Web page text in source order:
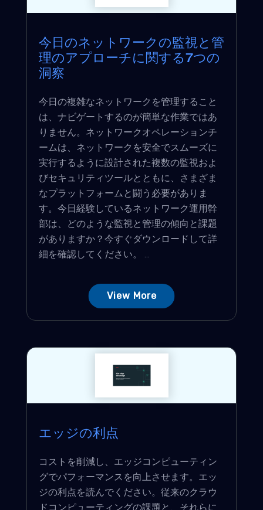
今日のネットワークの監視と管
理のアプローチに関する7つの
洞察
今日の複雑なネットワークを管理すること
は、ナビゲートするのが簡単な作業ではあ
りません。ネットワークオペレーションチ
ームは、ネットワークを安全でスムーズに
実行するように設計された複数の監視およ
びセキュリティツールとともに、さまざま
なプラットフォームと闘う必要がありま
す。今日経験しているネットワーク運用幹
部は、どのような監視と管理の傾向と課題
がありますか？今すぐダウンロードして詳
細を確認してください。 ...
View More
エッジの利点
コストを削減し、エッジコンピューティン
グでパフォーマンスを向上させます。エッ
ジの利点を読んでください。従来のクラウ
ドコンピューティングの課題と、それらに